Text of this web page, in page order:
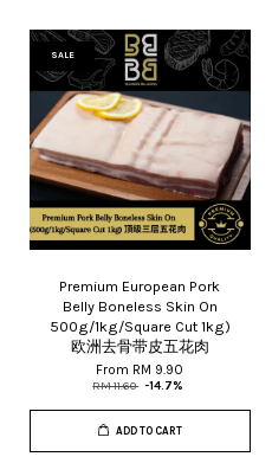
SALE
Premium European Pork
Belly Boneless Skin On
500g/1kg/Square Cut 1kg)
欧洲去骨带皮五花肉
From RM 9.90
RM 11.60 -14.7%
ADD TO CART